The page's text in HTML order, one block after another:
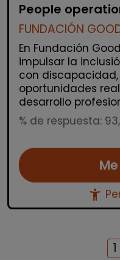
People
FUNDACIÓN
En Fundación
impulsar la
con
oportunidades
desarrollo
% de respuesta:
accessibility_new
1